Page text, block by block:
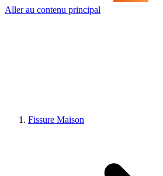
Aller au contenu principal
Fissure Maison